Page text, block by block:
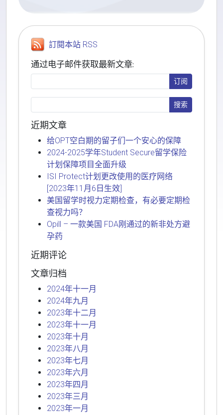
訂閱本站 RSS
通过电子邮件获取最新文章:
近期文章
给OPT空白期的留子们一个安心的保障
2024-2025学年Student Secure留学保险
计划保障项目全面升级
ISI Protect计划更改使用的医疗网络
[2023年11月6日生效]
美国留学时视力定期检查，有必要定期检
查视力吗？
Opill – 一款美国 FDA刚通过的新非处方避
孕药
近期评论
文章归档
2024年十一月
2024年九月
2023年十二月
2023年十一月
2023年十月
2023年八月
2023年七月
2023年六月
2023年四月
2023年三月
2023年一月